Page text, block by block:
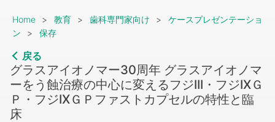
Breadcrumb
Home 教育 歯科専門家向け
ケースプレゼンテーショ
ン
保存
戻る
グラスアイオノマー30周年 グラスアイオノマ
ーをう蝕治療の中心に変えるフジIII・フジIXＧ
Ｐ・フジIXＧＰファストカプセルの特性と臨
床